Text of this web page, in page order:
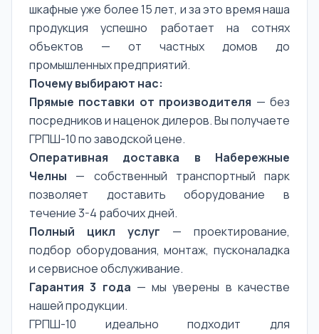
шкафные уже более 15 лет, и за это время наша
продукция успешно работает на сотнях
объектов — от частных домов до
промышленных предприятий.
Почему выбирают нас:
Прямые поставки от производителя — без
посредников и наценок дилеров. Вы получаете
ГРПШ-10 по заводской цене.
Оперативная доставка в Набережные
Челны — собственный транспортный парк
позволяет доставить оборудование в
течение 3-4 рабочих дней.
Полный цикл услуг — проектирование,
подбор оборудования, монтаж, пусконаладка
и сервисное обслуживание.
Гарантия 3 года — мы уверены в качестве
нашей продукции.
ГРПШ-10 идеально подходит для